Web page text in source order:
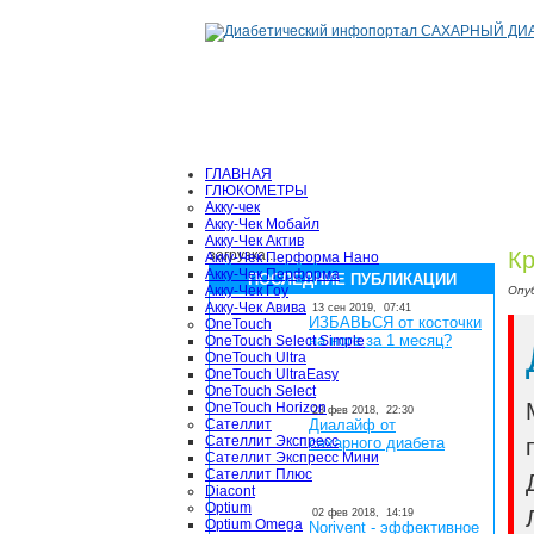
ГЛАВНАЯ
ГЛЮКОМЕТРЫ
Акку-чек
Акку-Чек Мобайл
Акку-Чек Актив
Акку-Чек Перформа Нано
Акку-Чек Перформа
Акку-Чек Гоу
Акку-Чек Авива
OneTouch
OneTouch Select Simple
OneTouch Ultra
OneTouch UltraEasy
OneTouch Select
OneTouch Horizon
Сателлит
Сателлит Экспресс
Сателлит Экспресс Мини
Сателлит Плюс
Diacont
Optium
Optium Omega
загрузка...
ПОСЛЕДНИЕ ПУБЛИКАЦИИ
13 сен 2019, 07:41
ИЗБАВЬСЯ от косточки
на ноге за 1 месяц?
28 фев 2018, 22:30
Диалайф от
сахарного диабета
02 фев 2018, 14:19
Norivent - эффективное